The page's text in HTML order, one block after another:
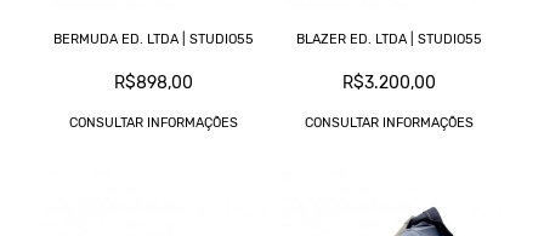
BERMUDA ED. LTDA | STUDIO55
R$898,00
CONSULTAR INFORMAÇÕES
BLAZER ED. LTDA | STUDIO55
R$3.200,00
CONSULTAR INFORMAÇÕES